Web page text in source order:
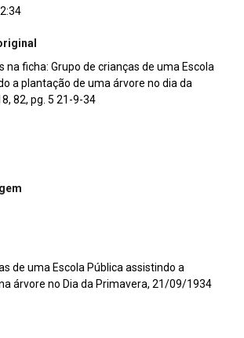
na ficha: Grupo de crianças de uma Escola
a plantação de uma árvore no dia da
82, pg. 5 21-9-34
de uma Escola Pública assistindo a
árvore no Dia da Primavera, 21/09/1934